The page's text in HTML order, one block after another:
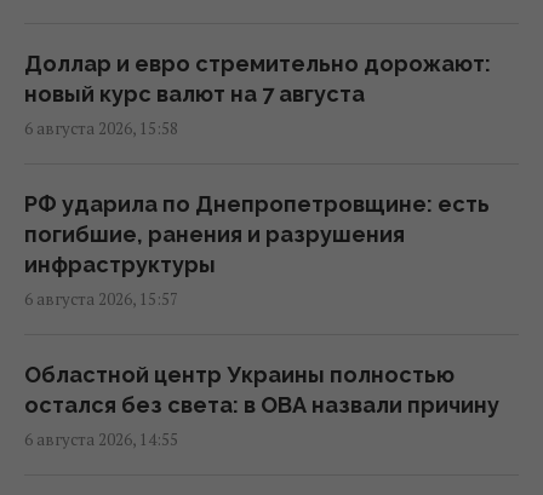
проблему с пусковыми установками РФ
17:33 четверг, 06 августа 2026
может бросить на штурмы: эксперт назвал
направление
17:04 четверг, 06 августа 2026
кого теперь считают "уклонистами"
16:57 четверг, 06 августа 2026
Доллар и евро стремительно дорожают:
новый курс валют на 7 августа
6 августа 2026, 15:58
РФ ударила по Днепропетровщине: есть
погибшие, ранения и разрушения
инфраструктуры
6 августа 2026, 15:57
Областной центр Украины полностью
остался без света: в ОВА назвали причину
6 августа 2026, 14:55